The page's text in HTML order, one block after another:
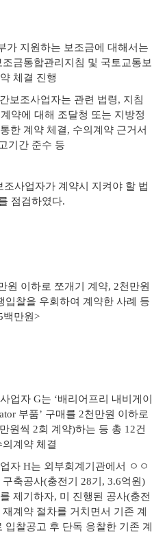
지원하는 보조금에 대해서는
금통합관리지침 및 국토교통보
체결 진행
보조사업자는 관련 법령, 지침
약에 대해 조달청 또는 지방정
한 계약 체결, 수의계약 근거서
기간 준수 등
사업자가 계약시 지켜야 할 법
점검하였다.
이하로 쪼개기 계약, 2천만원
입찰을 우회하여 계약한 사례 등
백만원>
업자 G는 ‘배리어프리 내비게이
부품’ 구매를 2천만원 이하로
원씩 2회 계약)하는 등 총 12건
계약 체결
자 H는 외부회계기관에서 ㅇㅇ
축공사(충전기 28기, 3.6억원)
제기하자, 미 진행된 공사(충전
계약 절차를 거치면서 기존 계
찰공고 후 단독 응찰한 기존 계